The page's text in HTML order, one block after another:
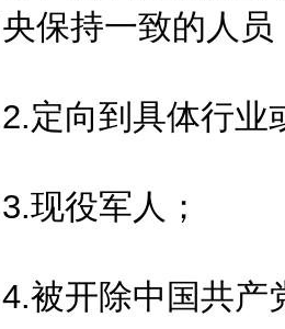
保持一致的人员
向到具体行业
役军人；
开除中国共产